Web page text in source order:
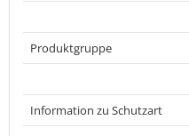
Produktgruppe
Information zu Schutzart